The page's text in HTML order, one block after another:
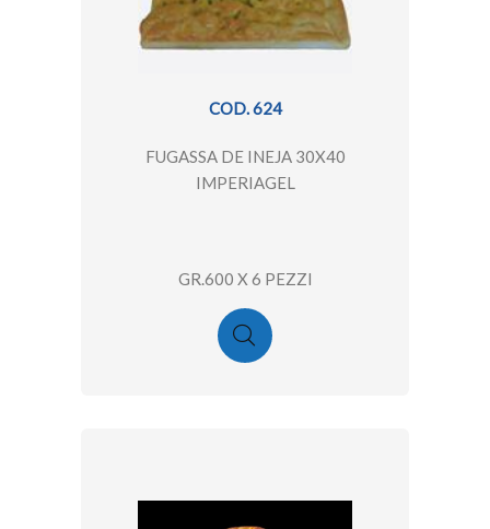
COD. 624
FUGASSA DE INEJA 30X40
IMPERIAGEL
GR.600 X 6 PEZZI